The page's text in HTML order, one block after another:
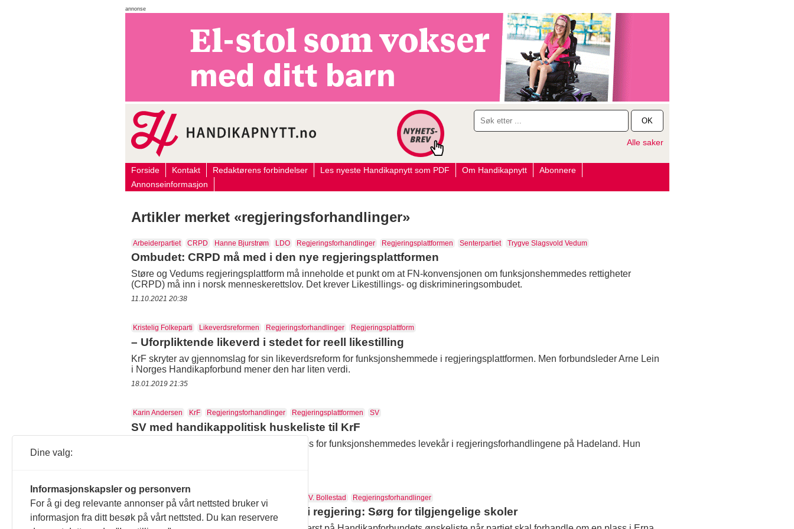
annonse
OK
Alle saker
Forside Kontakt Redaktørens forbindelser Les nyeste Handikapnytt som PDF Om Handikapnytt
Abonnere
Annonseinformasjon
Artikler merket «regjeringsforhandlinger»
Arbeiderpartiet CRPD Hanne Bjurstrøm LDO Regjeringsforhandlinger Regjeringsplattformen Senterpartiet Trygve Slagsvold Vedum
Ombudet: CRPD må med i den nye regjeringsplattformen
Støre og Vedums regjeringsplattform må inneholde et punkt om at FN-konvensjonen om funksjonshemmedes rettigheter
(CRPD) må inn i norsk menneskerettslov. Det krever Likestillings- og diskrimineringsombudet.
11.10.2021 20:38
Kristelig Folkeparti Likeverdsreformen Regjeringsforhandlinger Regjeringsplattform
– Uforpliktende likeverd i stedet for reell likestilling
KrF skryter av gjennomslag for sin likeverdsreform for funksjonshemmede i regjeringsplattformen. Men forbundsleder Arne Lein
i Norges Handikapforbund mener den har liten verdi.
18.01.2019 21:35
Karin Andersen KrF Regjeringsforhandlinger Regjeringsplattformen SV
SV med handikappolitisk huskeliste til KrF
Karin Andersen (SV) utfordrer KrF til å slåss for funksjonshemmedes levekår i regjeringsforhandlingene på Hadeland. Hun
Kristelig Folkeparti Olaug V. Bollestad Regjeringsforhandlinger
Handikapforbundets krav til KrF i regjering: Sørg for tilgjengelige skoler
Dine valg:
Informasjonskapsler og personvern
For å gi deg relevante annonser på vårt nettsted bruker vi
informasjon fra ditt besøk på vårt nettsted. Du kan reservere